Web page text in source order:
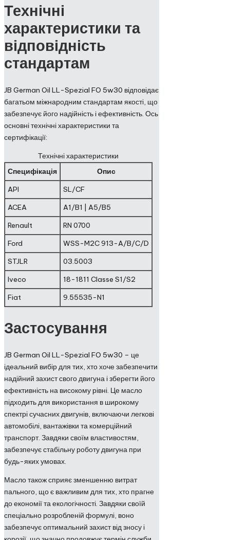
Технічні
характеристики та
відповідність
стандартам
JB German Oil LL-Spezial FO 5w30 відповідає
багатьом міжнародним стандартам якості, що
забезпечує його надійність і ефективність. Ось
основні технічні характеристики та
сертифікації:
Технічні характеристики
Специфікація
Опис
API
SL/CF
ACEA
A1/B1 | A5/B5
Renault
RN 0700
Ford
WSS-M2C 913-A/B/C/D
STJLR
03.5003
Iveco
18-1811 Classe S1/S2
Fiat
9.55535-N1
Застосування
JB German Oil LL-Spezial FO 5w30 – це
ідеальний вибір для тих, хто хоче забезпечити
надійний захист свого двигуна і зберегти його
ефективність на високому рівні. Це масло
підходить для використання в широкому
спектрі сучасних двигунів, включаючи легкові
автомобілі, вантажівки та комерційний
транспорт. Завдяки своїм властивостям,
забезпечує стабільну роботу двигуна при
будь-яких умовах.
Масло також сприяє зменшенню витрат
пального, що є важливим для тих, хто прагне
до економії та екологічності. Завдяки своїй
спеціально розробленій формулі, воно
забезпечує оптимальний захист від зносу і